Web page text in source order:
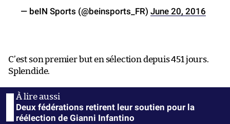
— beIN Sports (@beinsports_FR) June 20, 2016
C’est son premier but en sélection depuis 451 jours.
Splendide.
Deux fédérations retirent leur soutien pour la
réélection de Gianni Infantino